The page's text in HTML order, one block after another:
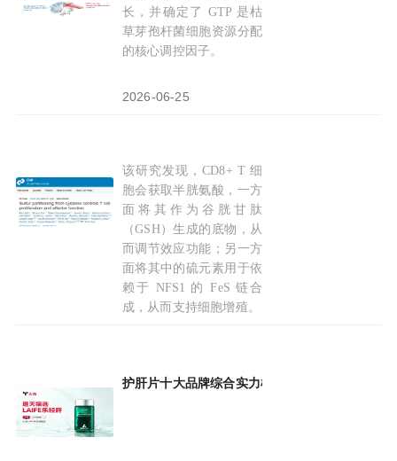
长，并确定了 GTP 是枯
草芽孢杆菌细胞资源分配
的核心调控因子。
2026-06-25
破解T细胞“能量分配 ”之谜！《Cell》揭示半胱
该研究发现，CD8+ T 细
胞会获取半胱氨酸，一方
面将其作为谷胱甘肽
（GSH）生成的底物，从
而调节效应功能；另一方
面将其中的硫元素用于依
赖于 NFS1 的 FeS 链合
成，从而支持细胞增殖。
护肝片十大品牌综合实力榜单揭晓，多维实测成